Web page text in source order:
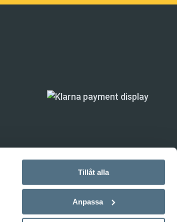
Tillåt alla
Anpassa